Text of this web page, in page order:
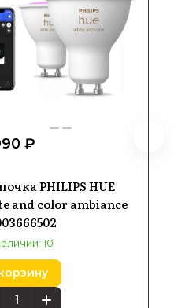
₽
PHILIPS HUE
and color ambiance
10